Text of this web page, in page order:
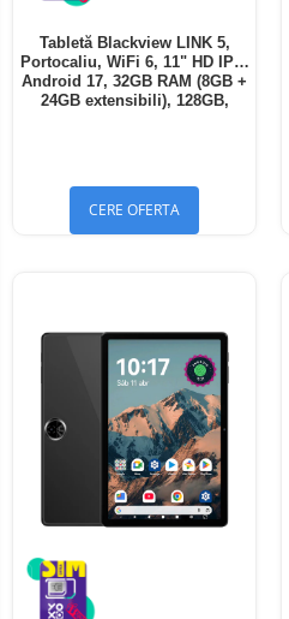
Tabletă Blackview LINK 5,
Portocaliu, WiFi 6, 11" HD IPS,
Android 17, 32GB RAM (8GB +
24GB extensibili), 128GB,
CERE OFERTA